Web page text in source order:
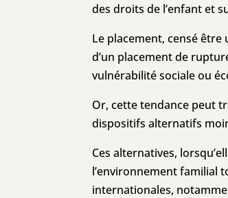
des droits de l’enfant et
Le placement, censé
d’un placement de
vulnérabilité sociale ou
Or, cette tendance peut
dispositifs alternatifs
Ces alternatives,
l’environnement familial
internationales,